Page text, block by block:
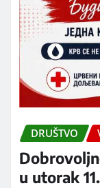
DRUŠTVO
u utorak